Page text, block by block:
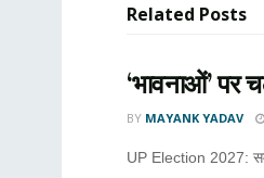
Related Posts
‘भावनाओं’ पर
BY MAYANK YADAV
UP Election 2027: